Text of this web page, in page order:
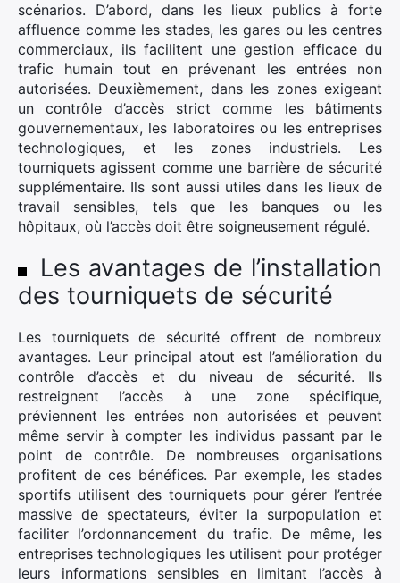
scénarios. D’abord, dans les lieux publics à forte
affluence comme les stades, les gares ou les centres
commerciaux, ils facilitent une gestion efficace du
trafic humain tout en prévenant les entrées non
autorisées. Deuxièmement, dans les zones exigeant
un contrôle d’accès strict comme les bâtiments
gouvernementaux, les laboratoires ou les entreprises
technologiques, et les zones industriels. Les
tourniquets agissent comme une barrière de sécurité
supplémentaire. Ils sont aussi utiles dans les lieux de
travail sensibles, tels que les banques ou les
hôpitaux, où l’accès doit être soigneusement régulé.
Les avantages de l’installation
des tourniquets de sécurité
Les tourniquets de sécurité offrent de nombreux
avantages. Leur principal atout est l’amélioration du
contrôle d’accès et du niveau de sécurité. Ils
restreignent l’accès à une zone spécifique,
préviennent les entrées non autorisées et peuvent
même servir à compter les individus passant par le
point de contrôle. De nombreuses organisations
profitent de ces bénéfices. Par exemple, les stades
sportifs utilisent des tourniquets pour gérer l’entrée
massive de spectateurs, éviter la surpopulation et
faciliter l’ordonnancement du trafic. De même, les
entreprises technologiques les utilisent pour protéger
leurs informations sensibles en limitant l’accès à